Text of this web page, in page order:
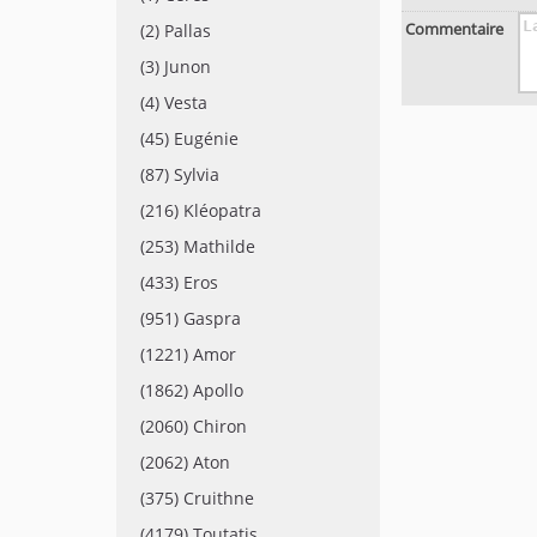
(2) Pallas
(3) Junon
(4) Vesta
(45) Eugénie
(87) Sylvia
(216) Kléopatra
(253) Mathilde
(433) Eros
(951) Gaspra
(1221) Amor
(1862) Apollo
(2060) Chiron
(2062) Aton
(375) Cruithne
Commentaire